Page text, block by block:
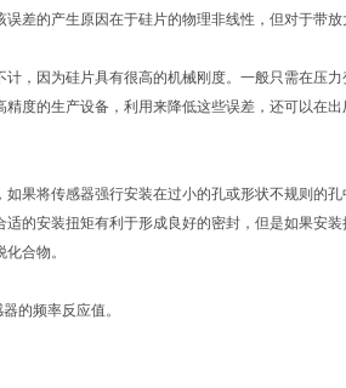
差的产生原因在于硅片的物理非线性，但对于带
，因为硅片具有很高的机械刚度。一般只需在压力
度的生产设备，利用来降低这些误差，还可以在
果将传感器强行安装在过小的孔或形状不规则的
的安装扭矩有利于形成良好的密封，但是如果安
合物。
的频率反应值。